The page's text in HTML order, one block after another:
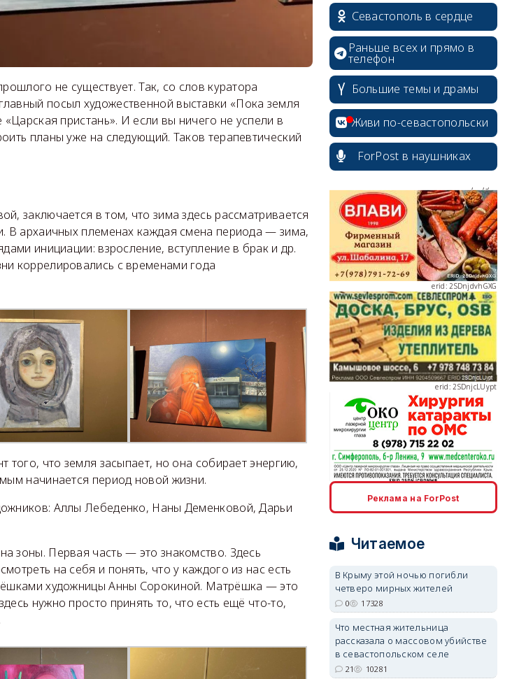
не существует. Так, со слов куратора
посыл художественной выставки «Пока земля
пристань». И если вы ничего не успели в
планы уже на следующий. Таков терапевтический
заключается в том, что зима здесь рассматривается
В архаичных племенах каждая смена периода — зима,
инициации: взросление, вступление в брак и др.
коррелировались с временами года
того, что земля засыпает, но она собирает энергию,
начинается период новой жизни.
Аллы Лебеденко, Наны Деменковой, Дарьи
зоны. Первая часть — это знакомство. Здесь
на себя и понять, что у каждого из нас есть
художницы Анны Сорокиной. Матрёшка — это
нужно просто принять то, что есть ещё что-то,
Севастополь в сердце
Раньше всех и прямо в
телефон
Большие темы и драмы
Живи по-севастопольски
ForPost в наушниках
erid: 2SDnjcrDNw6
erid: 2SDnjdvhGXG
erid: 2SDnjcLUypt
erid: 2SDnjcrDNw6
erid: 2SDnjdPjgYS
Реклама на ForPost
Читаемое
В Крыму этой ночью погибли
четверо мирных жителей
0 17328
Что местная жительница
рассказала о массовом убийстве
в севастопольском селе
21 10281